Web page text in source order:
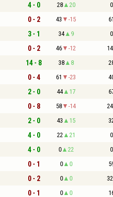
4 - 0 28 20 0
0 - 2 43 -15 61
3 - 1 34 9 0
0 - 2 46 -12
14 - 8 38 8
0 - 4 61 -23
2 - 0 44 17
0 - 8 58 -14
2 - 0 43 15
4 - 0 22 21 0
4 - 0 0 22 0
0 - 1 0 0
0 - 2 0 0
0 - 1 0 0